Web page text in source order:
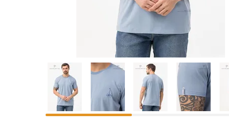
Предпросмотр
фотографий